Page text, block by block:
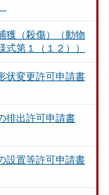
獲（殺傷）（動物
第１（１２））
状変更許可申請書
排出許可申請書
設置等許可申請書